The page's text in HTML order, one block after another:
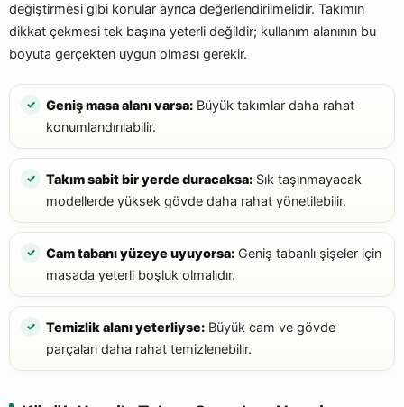
değiştirmesi gibi konular ayrıca değerlendirilmelidir. Takımın
dikkat çekmesi tek başına yeterli değildir; kullanım alanının bu
boyuta gerçekten uygun olması gerekir.
Geniş masa alanı varsa: Büyük takımlar daha rahat
konumlandırılabilir.
Takım sabit bir yerde duracaksa: Sık taşınmayacak
modellerde yüksek gövde daha rahat yönetilebilir.
Cam tabanı yüzeye uyuyorsa: Geniş tabanlı şişeler için
masada yeterli boşluk olmalıdır.
Temizlik alanı yeterliyse: Büyük cam ve gövde
parçaları daha rahat temizlenebilir.